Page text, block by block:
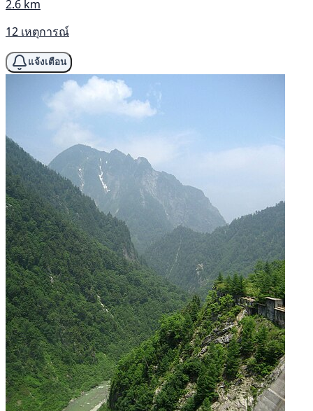
2.6 km
12 เหตุการณ์
แจ้งเตือน